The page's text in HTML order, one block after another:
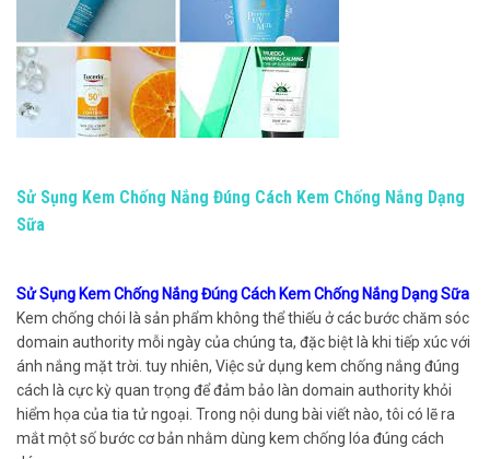
Sử Sụng Kem Chống Nắng Đúng Cách Kem Chống Nắng Dạng
Sữa
Sử Sụng Kem Chống Nắng Đúng Cách Kem Chống Nắng Dạng Sữa
Kem chống chói là sản phẩm không thể thiếu ở các bước chăm sóc
domain authority mỗi ngày của chúng ta, đặc biệt là khi tiếp xúc với
ánh nắng mặt trời. tuy nhiên, Việc sử dụng kem chống nắng đúng
cách là cực kỳ quan trọng để đảm bảo làn domain authority khỏi
hiểm họa của tia tử ngoại. Trong nội dung bài viết nào, tôi có lẽ ra
mắt một số bước cơ bản nhằm dùng kem chống lóa đúng cách